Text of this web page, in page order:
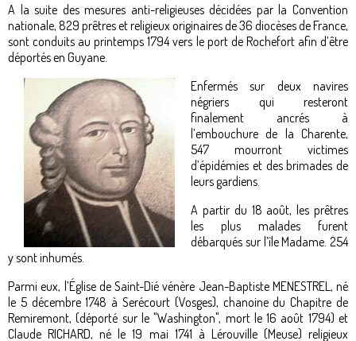
A la suite des mesures anti-religieuses décidées par la Convention
nationale, 829 prêtres et religieux originaires de 36 diocèses de France,
sont conduits au printemps 1794 vers le port de Rochefort afin d’être
déportés en Guyane.
Enfermés sur deux navires
négriers qui resteront
finalement ancrés à
l’embouchure de la Charente,
547 mourront victimes
d’épidémies et des brimades de
leurs gardiens.
A partir du 18 août, les prêtres
les plus malades furent
débarqués sur l’île Madame. 254
y sont inhumés.
Parmi eux, l’Église de Saint-Dié vénère Jean-Baptiste MENESTREL, né
le 5 décembre 1748 à Serécourt (Vosges), chanoine du Chapitre de
Remiremont, (déporté sur le "Washington", mort le 16 août 1794) et
Claude RICHARD, né le 19 mai 1741 à Lérouville (Meuse) religieux